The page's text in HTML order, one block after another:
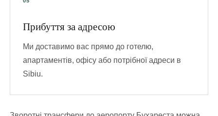
Прибуття за адресою
Ми доставимо вас прямо до готелю,
апартаментів, офісу або потрібної адреси в
Sibiu.